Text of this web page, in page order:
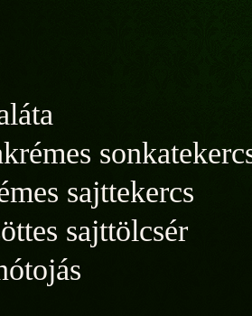
sajttekercs
sajttölcsér